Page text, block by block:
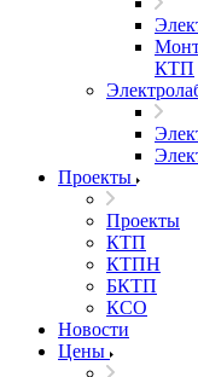
КТП
Проекты
Проекты
КТП
КТПН
БКТП
КСО
Новости
Цены